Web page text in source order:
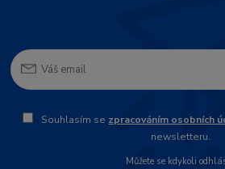
Souhlasím se zpracováním osobních
newsletteru.
Můžete se kdykoli